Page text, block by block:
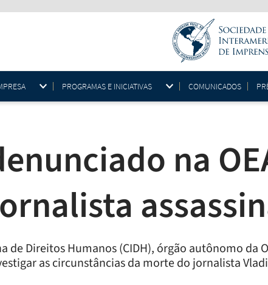
PROGRAMAS E INICIATIVAS COMUNICADOS
na
de Direitos Humanos (CIDH), órgão autônomo da
as circunstâncias da morte do jornalista